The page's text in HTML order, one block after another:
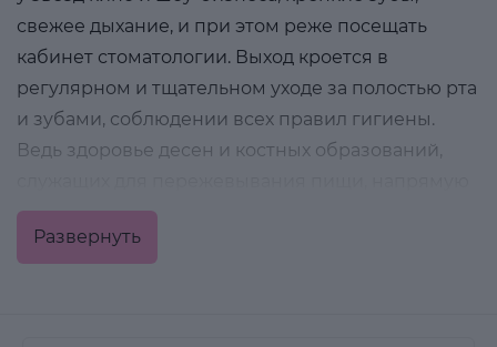
свежее дыхание, и при этом реже посещать
кабинет стоматологии. Выход кроется в
регулярном и тщательном уходе за полостью рта
и зубами, соблюдении всех правил гигиены.
Ведь здоровье десен и костных образований,
зависит от каждодневных гигиенических
процедур, не ограничивающихся лишь чисткой
Развернуть